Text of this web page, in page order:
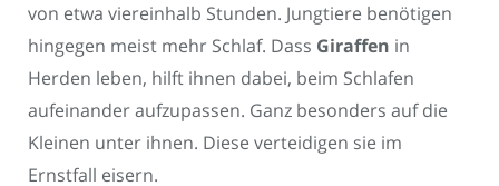
von etwa viereinhalb Stunden. Jungtiere benötigen
hingegen meist mehr Schlaf. Dass Giraffen in
Herden leben, hilft ihnen dabei, beim Schlafen
aufeinander aufzupassen. Ganz besonders auf die
Kleinen unter ihnen. Diese verteidigen sie im
Ernstfall eisern.